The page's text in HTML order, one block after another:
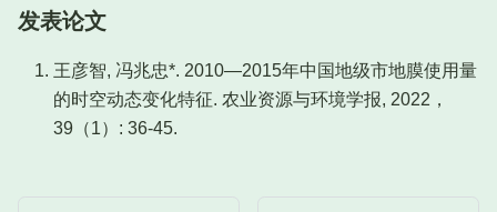
发表论文
王彦智, 冯兆忠*. 2010—2015年中国地级市地膜使用量
的时空动态变化特征. 农业资源与环境学报, 2022，
39（1）: 36-45.